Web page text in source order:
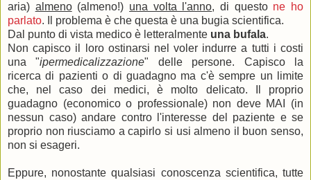
aria) almeno(almeno!) una volta l'anno, di questo ne ho
parlato. Il problema è che questa è una bugia scientifica.
Dal punto di vista medico è letteralmente una bufala.
Non capisco il loro ostinarsi nel voler indurre a tutti i costi
una "ipermedicalizzazione" delle persone. Capisco la
ricerca di pazienti o di guadagno ma c'è sempre un limite
che, nel caso dei medici, è molto delicato. Il proprio
guadagno (economico o professionale) non deve MAI (in
nessun caso) andare contro l'interesse del paziente e se
proprio non riusciamo a capirlo si usi almeno il buon senso,
non si esageri.
Eppure, nonostante qualsiasi conoscenza scientifica, tutte